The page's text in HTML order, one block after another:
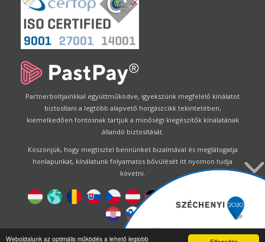
Weboldalunk az optimális működés a lehető legjobb
Partnerboltjainkkal együttműködve, igyekszünk megfelelő kínálatot
biztosítani a legtöbb alapvető horgászcikk tekintetében,
kiemelkedően fontosnak tartjuk a minőségi kiegészítők kínálatának
állandó biztosítását.
Köszönjük, hogy megtisztel bennünket bizalmával és meglátogatja
honlapunkat, kínálatunk folyamatos bővülését itt nyomon tudja
követni.